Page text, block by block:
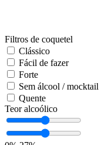
Filtros de coquetel
Clássico
Fácil de fazer
Forte
Sem álcool / mocktail
Quente
Teor alcoólico